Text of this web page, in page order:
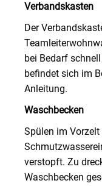
Verbandskasten
Der
bei Bedarf
befindet sich im
Anleitung.
Waschbecken
Spülen im
verstopft. Zu
Waschbecken